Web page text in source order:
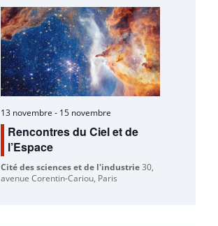
13 novembre - 15 novembre
Rencontres du Ciel et de
l’Espace
Cité des sciences et de l'industrie30,
avenue Corentin-Cariou, Paris